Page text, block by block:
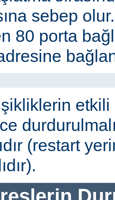
sebep
80 porta
(restart